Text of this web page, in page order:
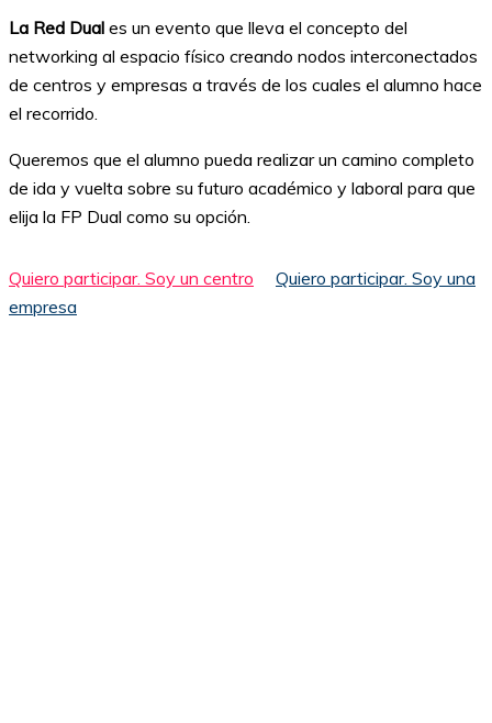
La Red Dual es un evento que lleva el concepto del
networking al espacio físico creando nodos interconectados
de centros y empresas a través de los cuales el alumno hace
el recorrido.
Queremos que el alumno pueda realizar un camino completo
de ida y vuelta sobre su futuro académico y laboral para que
elija la FP Dual como su opción.
Quiero participar. Soy un centro
Quiero participar. Soy una
empresa